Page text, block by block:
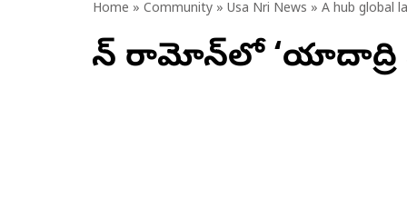
Home » Community » Usa Nri News » A hub global
సాన్ రామోన్‌లో ‘యాదాద్రి